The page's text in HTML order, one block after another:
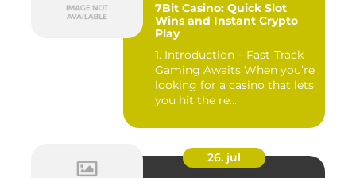
7Bit Casino: Quick Slot
Wins and Instant Crypto
Play
1. Introduction – Fast‑Track
Gaming Awaits When you’re
looking for a casino that lets
you hit the re...
26. jul